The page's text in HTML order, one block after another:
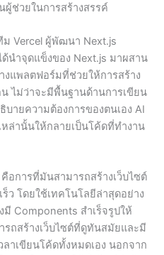
ผู้ช่วยในการสร้างสรรค์
ม Vercel ผู้พัฒนา Next.js
นำจุดแข็งของ Next.js มาผสาน
งแพลตฟอร์มที่ช่วยให้การสร้าง
น ไม่ว่าจะมีพื้นฐานด้านการเขียน
ายความต้องการของตนเอง AI
ล่านั้นให้กลายเป็นโค้ดที่ทำงาน
อการที่มันสามารถสร้างเว็บไซต์
ว โดยใช้เทคโนโลยีล่าสุดอย่าง
Components สำเร็จรูปให้
รถสร้างเว็บไซต์ที่ดูทันสมัยและมี
ลาเขียนโค้ดทั้งหมดเอง นอกจาก